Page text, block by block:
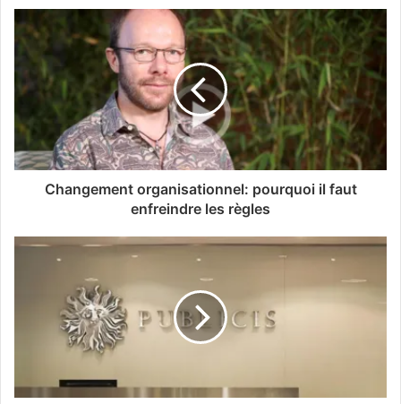
Changement organisationnel: pourquoi il faut
enfreindre les règles